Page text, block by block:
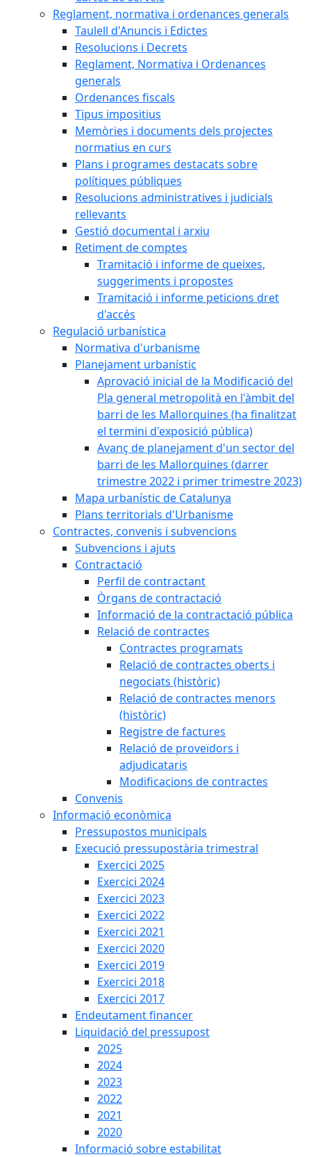
Reglament, normativa i ordenances generals
Taulell d'Anuncis i Edictes
Resolucions i Decrets
Reglament, Normativa i Ordenances
generals
Ordenances fiscals
Tipus impositius
Memòries i documents dels projectes
normatius en curs
Plans i programes destacats sobre
polítiques públiques
Resolucions administratives i judicials
rellevants
Gestió documental i arxiu
Retiment de comptes
Tramitació i informe de queixes,
suggeriments i propostes
Tramitació i informe peticions dret
d'accés
Regulació urbanística
Normativa d'urbanisme
Planejament urbanístic
Aprovació inicial de la Modificació del
Pla general metropolità en l'àmbit del
barri de les Mallorquines (ha finalitzat
el termini d'exposició pública)
Avanç de planejament d'un sector del
barri de les Mallorquines (darrer
trimestre 2022 i primer trimestre 2023)
Mapa urbanístic de Catalunya
Plans territorials d'Urbanisme
Contractes, convenis i subvencions
Subvencions i ajuts
Contractació
Perfil de contractant
Òrgans de contractació
Informació de la contractació pública
Relació de contractes
Contractes programats
Relació de contractes oberts i
negociats (històric)
Relació de contractes menors
(històric)
Registre de factures
Relació de proveïdors i
adjudicataris
Modificacions de contractes
Convenis
Informació econòmica
Pressupostos municipals
Execució pressupostària trimestral
Exercici 2025
Exercici 2024
Exercici 2023
Exercici 2022
Exercici 2021
Exercici 2020
Exercici 2019
Exercici 2018
Exercici 2017
Endeutament financer
Liquidació del pressupost
2025
2024
2023
2022
2021
2020
Informació sobre estabilitat